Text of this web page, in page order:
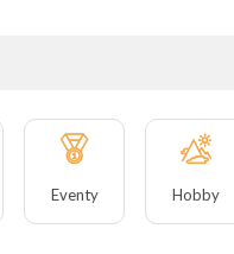
Eventy Hobby